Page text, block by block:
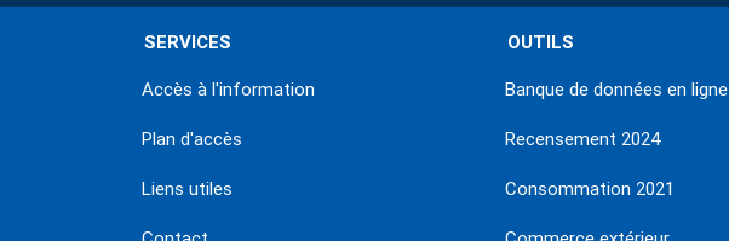
SERVICES
Accès à l'information
Plan d'accès
Liens utiles
OUTILS
Banque de données en ligne
Recensement 2024
Consommation 2021